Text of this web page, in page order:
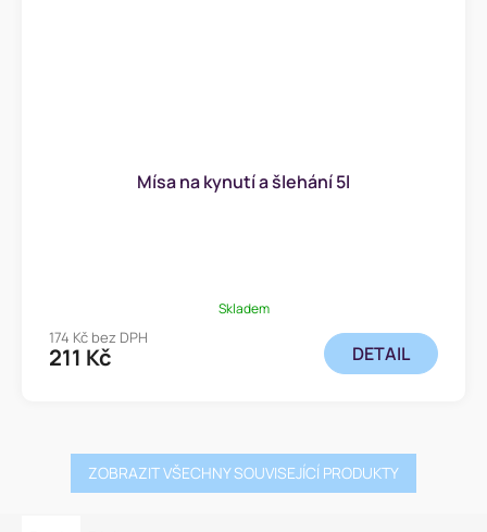
Mísa na kynutí a šlehání 5l
Skladem
174 Kč bez DPH
211 Kč DETAIL
ZOBRAZIT VŠECHNY SOUVISEJÍCÍ PRODUKTY